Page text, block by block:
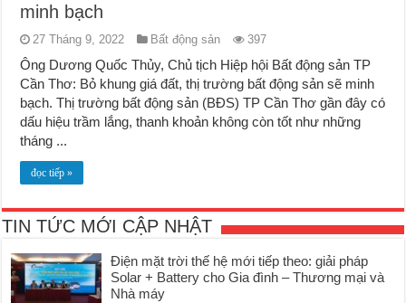
minh bạch
27 Tháng 9, 2022 Bất động sản 397
Ông Dương Quốc Thủy, Chủ tịch Hiệp hội Bất động sản TP
Cần Thơ: Bỏ khung giá đất, thị trường bất động sản sẽ minh
bạch. Thị trường bất động sản (BĐS) TP Cần Thơ gần đây có
dấu hiệu trầm lắng, thanh khoản không còn tốt như những
tháng ...
đọc tiếp »
TIN TỨC MỚI CẬP NHẬT
Điện mặt trời thế hệ mới tiếp theo: giải pháp
Solar + Battery cho Gia đình – Thương mại và
Nhà máy